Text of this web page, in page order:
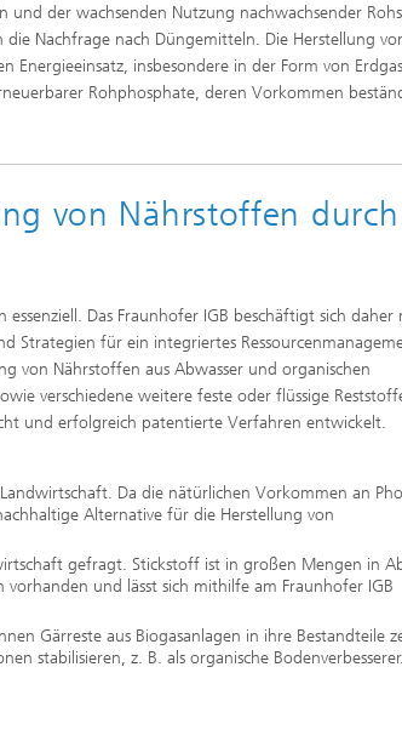
der wachsenden Nutzung nachwachsender
Nachfrage nach Düngemitteln. Die Herstellung
insbesondere in der Form von
Rohphosphate, deren Vorkommen
von Nährstoffen durch
Das Fraunhofer IGB beschäftigt sich daher
Strategien für ein integriertes
von Nährstoffen aus Abwasser und organischen
verschiedene weitere feste oder flüssige
und erfolgreich patentierte Verfahren entwickelt.
Da die nätürlichen Vorkommen an
Alternative für die Herstellung von
gefragt. Stickstoff ist in großen Mengen in
und lässt sich mithilfe am Fraunhofer IGB
Gärreste aus Biogasanlagen in ihre Bestandteile
stabilisieren, z. B. als organische Bodenverbesserer.